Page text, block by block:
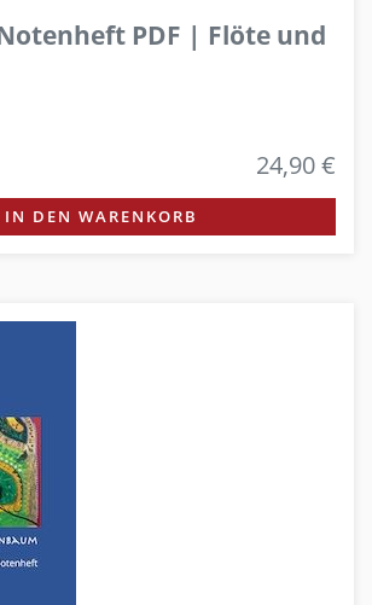
PDF | Flöte und
24,90 €
IN DEN WARENKORB